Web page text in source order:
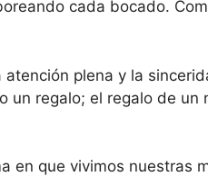
cada bocado.
plena y la
regalo; el regalo de un
en que vivimos nuestras